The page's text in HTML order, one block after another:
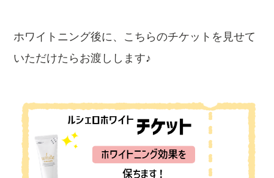
ホワイトニング後に、こちらのチケットを見せて
いただけたらお渡しします♪